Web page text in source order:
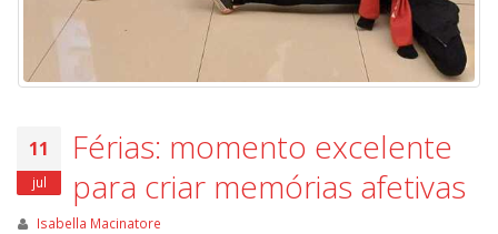
11
jul
Férias: momento excelente
para criar memórias afetivas
Isabella Macinatore